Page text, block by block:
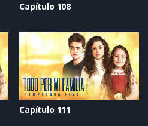
Capítulo 108
Capítulo 111